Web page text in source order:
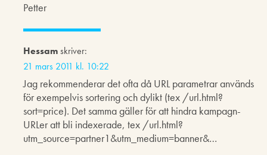
Petter
Hessamskriver:
21 mars 2011 kl. 10:22
Jag rekommenderar det ofta då URL parametrar används
för exempelvis sortering och dylikt (tex /url.html?
sort=price). Det samma gäller för att hindra kampagn-
URLer att bli indexerade, tex /url.html?
utm_source=partner1&utm_medium=banner&…